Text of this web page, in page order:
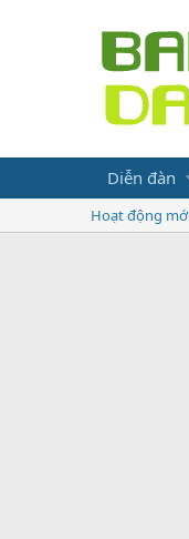
Diễn đàn
Hoạt động